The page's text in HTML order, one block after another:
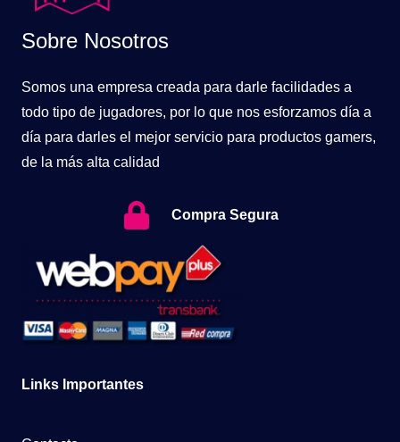
Sobre Nosotros
Somos una empresa creada para darle facilidades a
todo tipo de jugadores, por lo que nos esforzamos día a
día para darles el mejor servicio para productos gamers,
de la más alta calidad
Compra Segura
Links Importantes